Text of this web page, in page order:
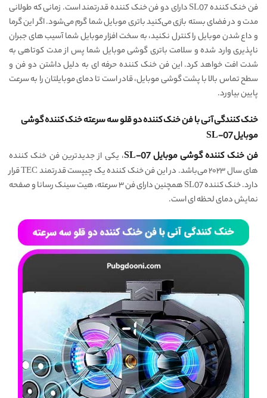
فن خنک کننده SL07 دارای دو فن خنک کننده قدرتمند است. زمانی که طولانی
مدت و در فضای بسته بازی می‌کنید باتری موبایل شما گرم می‌شود. اگر این گرما
و داع شدن موبایل را کنترل نکنید، به سخت افزار موبایل شما آسیب های جبران
ناپذیری وارد شده و سلامت باتری گوشی موبایل شما پس از مدت کوتاهی به
شدت افت خواهد کرد. این فن خنک کننده حرفه ای به دلیل داشتن دو فن و
سطح تماس بالا با پشت گوشی موبایل، قادر است تا دمای موبایلتان را به سرعت
پایین بیاورد.
خنک کنندگی آنی با فن خنک کننده دو قلو سه سرعته خنک کننده گوشی
موبایل SL-07
فن خنک کننده گوشی موبایل SL-07
، یکی از جدیدترین فن خنک کننده
های سال ۲۰۲۳ می‌باشد. در این فن خنک کننده یک چیپست قدرتمند TEC قرار
دارد. خنک کننده SL07 همچنین دارای فن ۳ سرعته، هیت سینک رسانا و صفحه
نمایش دمای لحظه ای است.